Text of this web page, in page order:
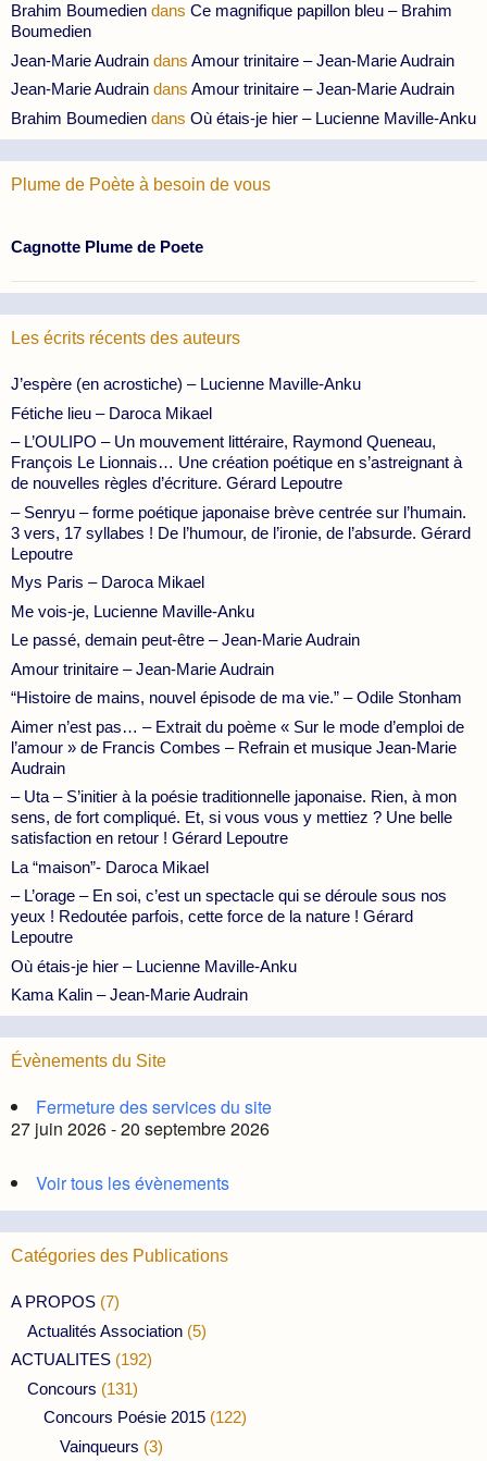
Brahim Boumedien dans Ce magnifique papillon bleu – Brahim
Boumedien
Jean-Marie Audrain dans Amour trinitaire – Jean-Marie Audrain
Jean-Marie Audrain dans Amour trinitaire – Jean-Marie Audrain
Brahim Boumedien dans Où étais-je hier – Lucienne Maville-Anku
Plume de Poète à besoin de vous
Cagnotte Plume de Poete
Les écrits récents des auteurs
J’espère (en acrostiche) – Lucienne Maville-Anku
Fétiche lieu – Daroca Mikael
– L’OULIPO – Un mouvement littéraire, Raymond Queneau,
François Le Lionnais… Une création poétique en s’astreignant à
de nouvelles règles d’écriture. Gérard Lepoutre
– Senryu – forme poétique japonaise brève centrée sur l’humain.
3 vers, 17 syllabes ! De l’humour, de l’ironie, de l’absurde. Gérard
Lepoutre
Mys Paris – Daroca Mikael
Me vois-je, Lucienne Maville-Anku
Le passé, demain peut-être – Jean-Marie Audrain
Amour trinitaire – Jean-Marie Audrain
“Histoire de mains, nouvel épisode de ma vie.” – Odile Stonham
Aimer n’est pas… – Extrait du poème « Sur le mode d’emploi de
l’amour » de Francis Combes – Refrain et musique Jean-Marie
Audrain
– Uta – S’initier à la poésie traditionnelle japonaise. Rien, à mon
sens, de fort compliqué. Et, si vous vous y mettiez ? Une belle
satisfaction en retour ! Gérard Lepoutre
La “maison”- Daroca Mikael
– L’orage – En soi, c’est un spectacle qui se déroule sous nos
yeux ! Redoutée parfois, cette force de la nature ! Gérard
Lepoutre
Où étais-je hier – Lucienne Maville-Anku
Kama Kalin – Jean-Marie Audrain
Évènements du Site
Fermeture des services du site
27 juin 2026 - 20 septembre 2026
Voir tous les évènements
Catégories des Publications
A PROPOS (7)
Actualités Association (5)
ACTUALITES (192)
Concours (131)
Concours Poésie 2015 (122)
Vainqueurs (3)